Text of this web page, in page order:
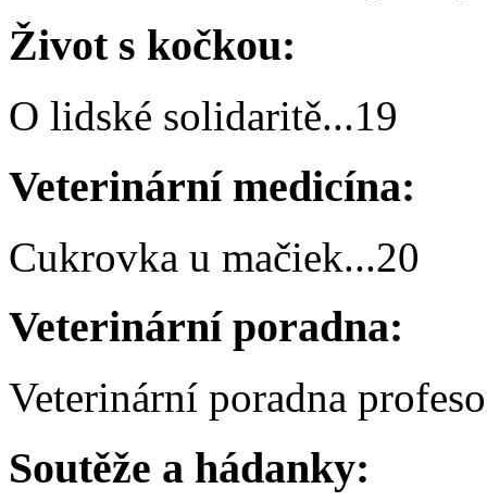
Život s kočkou:
O lidské solidaritě...19
Veterinární medicína:
Cukrovka u mačiek...20
Veterinární poradna:
Veterinární poradna
Soutěže a hádanky: